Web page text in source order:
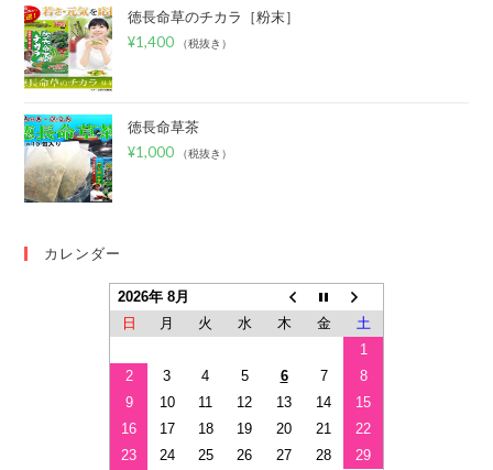
徳長命草のチカラ［粉末］
¥1,400 （税抜き）
徳長命草茶
¥1,000 （税抜き）
カレンダー
2026年 8月
日
月 火 水 木 金
土
1
2
3 4 5 6 7
8
9
10 11 12 13 14
15
16
17 18 19 20 21
22
23
24 25 26 27 28
29